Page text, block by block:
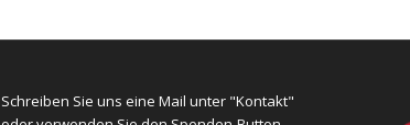
Schreiben Sie uns eine Mail unter "Kontakt"